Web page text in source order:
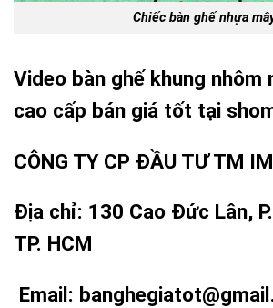
Chiếc bàn ghế nhựa
Video bàn ghế khung nhôm
cao cấp bán giá tốt tại
CÔNG TY CP ĐẦU TƯ TM
Địa chỉ: 130 Cao Đức Lân,
TP. HCM
Email: